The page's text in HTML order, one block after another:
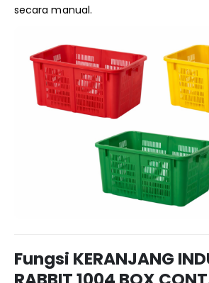
secara manual.
Fungsi KERANJANG